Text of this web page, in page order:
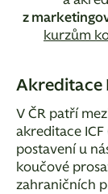
z
kurzům
Akreditace
V ČR patří
akreditace
postavení u
koučové
zahraničních